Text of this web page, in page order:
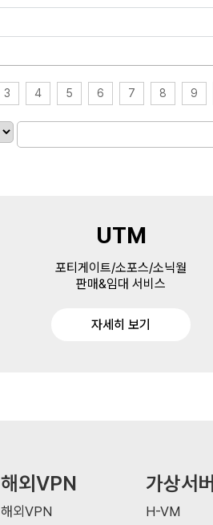
3 4 5 6 7 8 9
UTM
포티게이트/소포스/소닉월
판매&임대 서비스
자세히 보기
해외VPN
해외VPN
가상서버
H-VM